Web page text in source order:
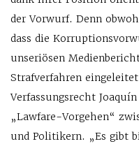
der Vorwurf. Denn
dass die
unseriösen
Strafverfahren
Verfassungsrecht
„Lawfare-Vorgehen“
und Politikern. „Es gibt